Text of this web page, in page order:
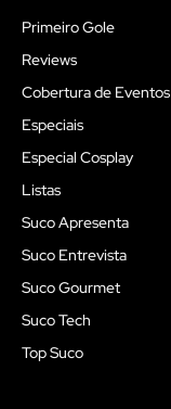
Primeiro Gole
Reviews
Cobertura de Eventos
Especiais
Especial Cosplay
Listas
Suco Apresenta
Suco Entrevista
Suco Gourmet
Suco Tech
Top Suco